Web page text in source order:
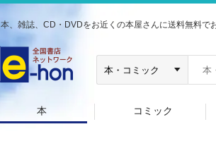
本、雑誌、CD・DVDをお近くの本屋さんに送料無料で
本 コミック